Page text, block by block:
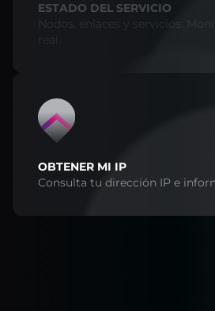
ESTADO DEL SERVICIO
Nodos, enlaces y servicios.
OBTENER MI IP
Consulta tu dirección IP e